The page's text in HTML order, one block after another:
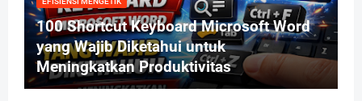
100 Shortcut Keyboard Microsoft Word
yang Wajib Diketahui untuk
Meningkatkan Produktivitas